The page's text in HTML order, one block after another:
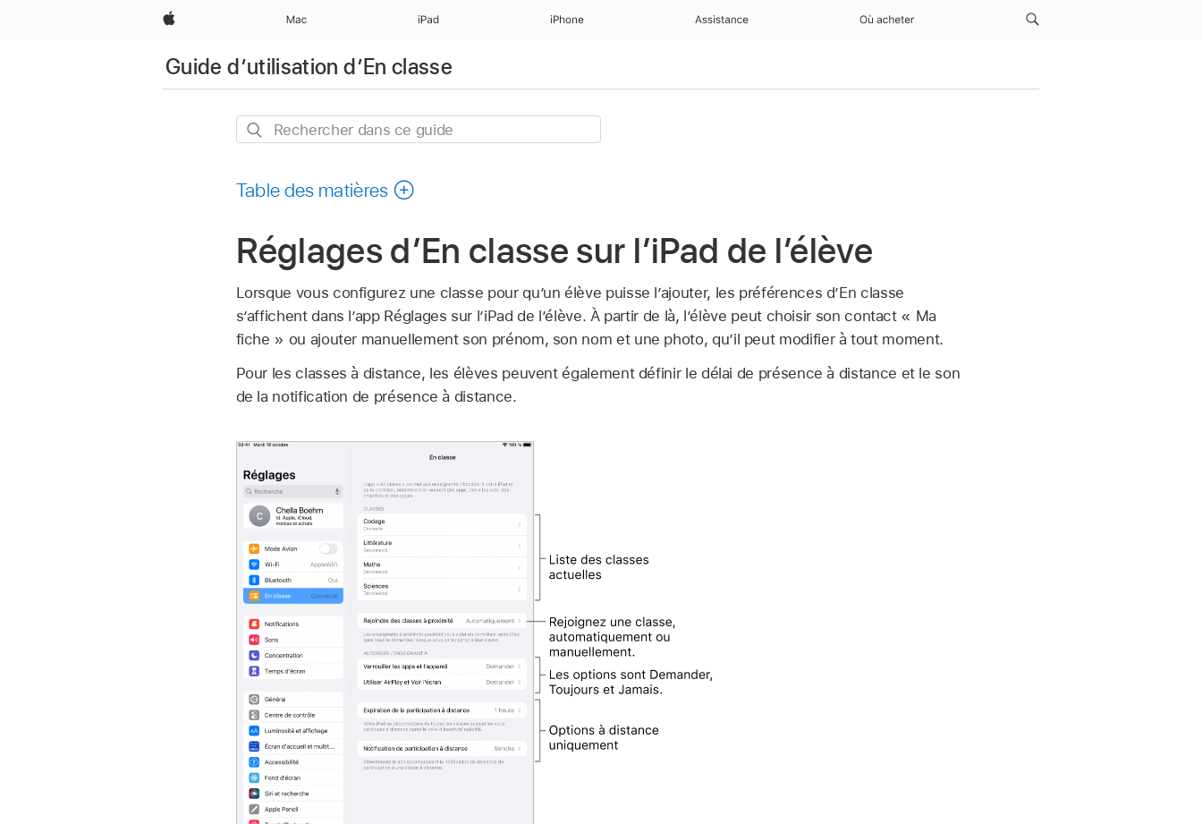
Apple Mac iPad iPhone Assistance Où acheter
Guide d’utilisation d’En classe
Rechercher
guide
Table des matières
Réglages d’En classe sur l’iPad de l’élève
Lorsque vous configurez une classe pour qu’un élève puisse l’ajouter, les préférences d’En classe
s’affichent dans l’app Réglages sur l’iPad de l’élève. À partir de là, l’élève peut choisir son contact « Ma
fiche » ou ajouter manuellement son prénom, son nom et une photo, qu’il peut modifier à tout moment.
Pour les classes à distance, les élèves peuvent également définir le délai de présence à distance et le son
de la notification de présence à distance.